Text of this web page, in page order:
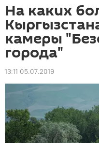
На каких
камеры
города"
13:11 05.07.2019